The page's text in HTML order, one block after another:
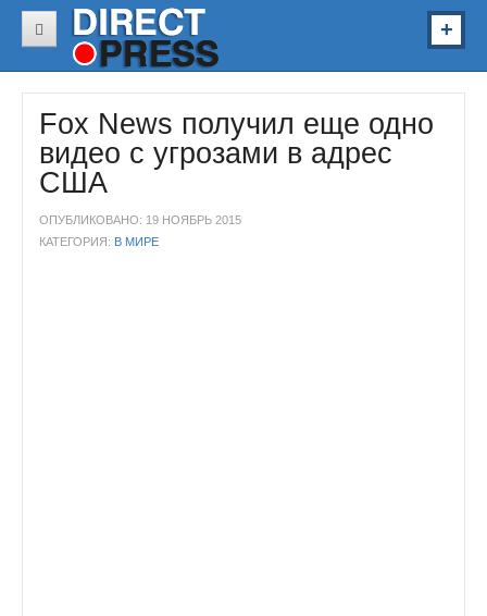
В Украине
В Мире
Спорт
Fox News получил еще одно
видео с угрозами в адрес
США
ОПУБЛИКОВАНО: 19 НОЯБРЬ 2015
КАТЕГОРИЯ: В МИРЕ